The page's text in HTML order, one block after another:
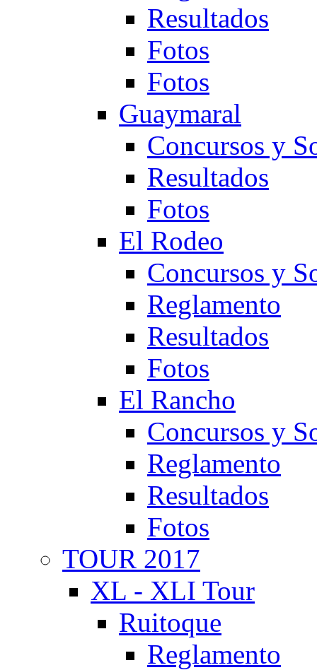
Resultados
Fotos
Fotos
Guaymaral
Concursos y
Resultados
Fotos
El Rodeo
Concursos y
Reglamento
Resultados
Fotos
El Rancho
Concursos y
Reglamento
Resultados
Fotos
TOUR 2017
XL - XLI Tour
Ruitoque
Reglamento